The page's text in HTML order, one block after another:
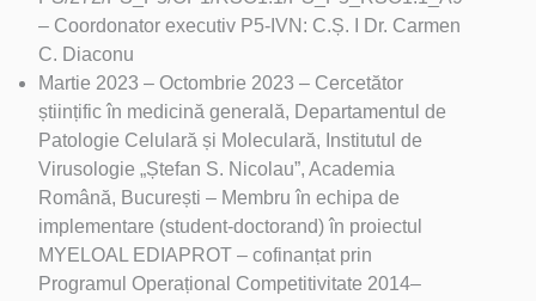
– Coordonator executiv P5-IVN: C.Ș. I Dr. Carmen
C. Diaconu
Martie 2023 – Octombrie 2023 – Cercetător
științific în medicină generală, Departamentul de
Patologie Celulară și Moleculară, Institutul de
Virusologie „Ștefan S. Nicolau”, Academia
Română, București – Membru în echipa de
implementare (student-doctorand) în proiectul
MYELOAL EDIAPROT – cofinanțat prin
Programul Operațional Competitivitate 2014–